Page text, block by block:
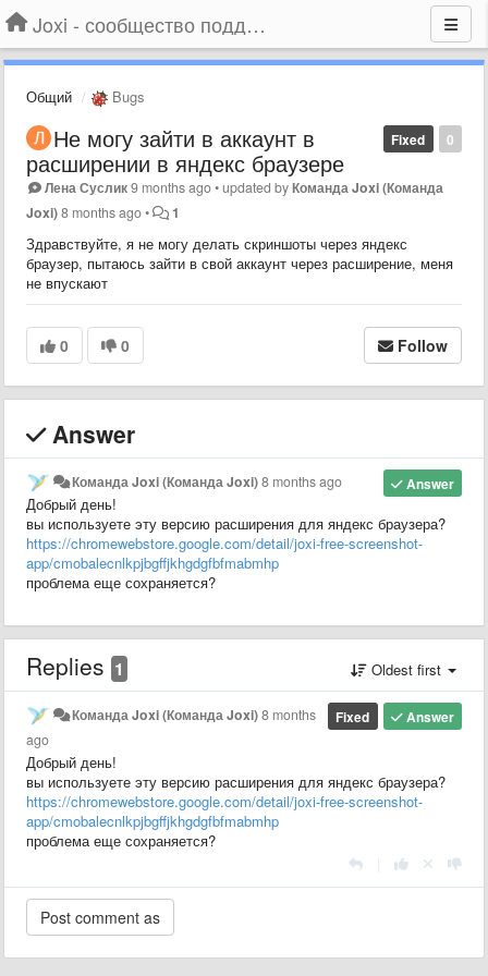
Joxi - сообщество поддержки
Общий Bugs
0
Fixed
Не могу зайти в аккаунт в
расширении в яндекс браузере
Лена Суслик9 months ago•updated byКоманда Joxi (Команда
Joxi)8 months ago• 1
Здравствуйте, я не могу делать скриншоты через яндекс
браузер, пытаюсь зайти в свой аккаунт через расширение, меня
не впускают
0 0 Follow
Answer
Answer
Команда Joxi (Команда Joxi)8 months ago
Добрый день!
вы используете эту версию расширения для яндекс браузера?
https://chromewebstore.google.com/detail/joxi-free-screenshot-
app/cmobalecnlkpjbgffjkhgdgfbfmabmhp
проблема еще сохраняется?
Replies 1 Oldest first
Answer
Fixed
Команда Joxi (Команда Joxi)8 months
ago
Добрый день!
вы используете эту версию расширения для яндекс браузера?
https://chromewebstore.google.com/detail/joxi-free-screenshot-
app/cmobalecnlkpjbgffjkhgdgfbfmabmhp
проблема еще сохраняется?